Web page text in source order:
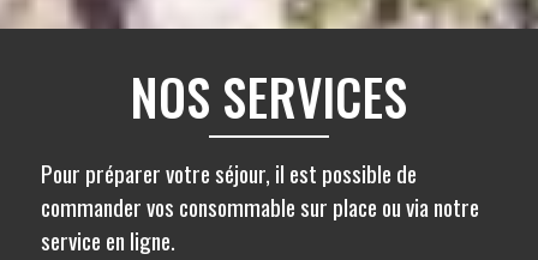
NOS SERVICES
Pour préparer votre séjour, il est possible de
commander vos consommable sur place ou via notre
service en ligne.